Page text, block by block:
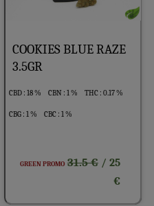
COOKIES BLUE RAZE
3.5GR
CBD : 18 % CBN : 1 % THC : 0.17 %
CBG : 1 % CBC : 1 %
GREEN PROMO 31.5 €/ 25
€